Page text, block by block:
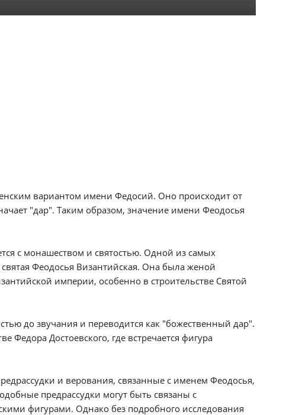
вариантом имени Федосий. Оно происходит от
"дар". Таким образом, значение имени Феодосья
с монашеством и святостью. Одной из самых
Феодосья Византийская. Она была женой
империи, особенно в строительстве Святой
до звучания и переводится как "божественный дар".
Федора Достоевского, где встречается фигура
и верования, связанные с именем Феодосья,
предрассудки могут быть связаны с
фигурами. Однако без подробного исследования